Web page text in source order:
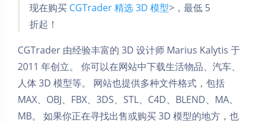
现在购买 CGTrader 精选 3D 模型>，最低 5
折起！
CGTrader 由经验丰富的 3D 设计师 Marius Kalytis 于
2011 年创立。 你可以在网站中下载生活物品、汽车、
人体 3D 模型等。 网站也提供多种文件格式，包括
MAX、OBJ、FBX、3DS、STL、C4D、BLEND、MA、
MB。 如果你正在寻找出售或购买 3D 模型的地方，也